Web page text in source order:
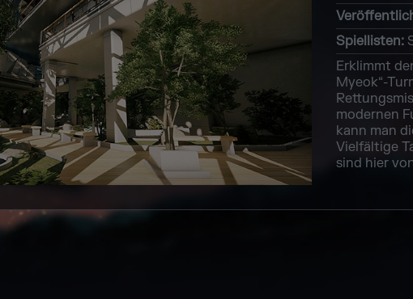
Spiellisten:
Erklimmt
Myeok“-
modernen
kann man
Vielfältige
sind hier